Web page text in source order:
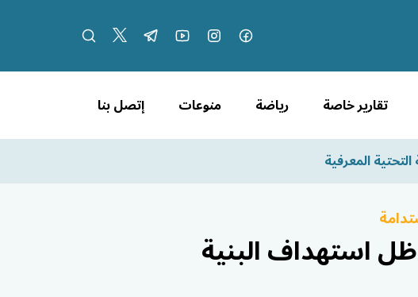
تقارير خاصة رياضة منوعات إتصل بنا
المعرفية
استهداف البنية